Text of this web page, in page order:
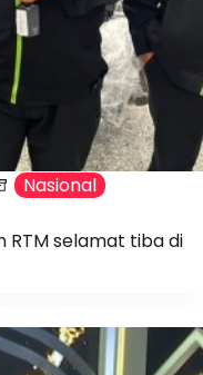
Nasional
RTM selamat tiba di